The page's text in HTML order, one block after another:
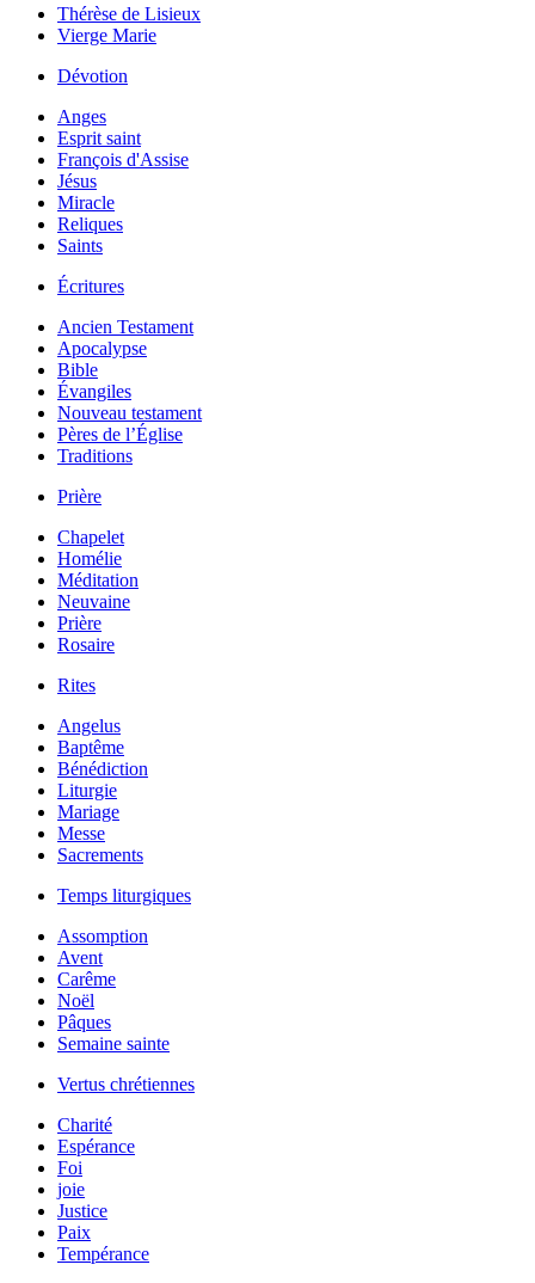
Thérèse de Lisieux
Vierge Marie
Dévotion
Anges
Esprit saint
François d'Assise
Jésus
Miracle
Reliques
Saints
Écritures
Ancien Testament
Apocalypse
Bible
Évangiles
Nouveau testament
Pères de l’Église
Traditions
Prière
Chapelet
Homélie
Méditation
Neuvaine
Prière
Rosaire
Rites
Angelus
Baptême
Bénédiction
Liturgie
Mariage
Messe
Sacrements
Temps liturgiques
Assomption
Avent
Carême
Noël
Pâques
Semaine sainte
Vertus chrétiennes
Charité
Espérance
Foi
joie
Justice
Paix
Tempérance